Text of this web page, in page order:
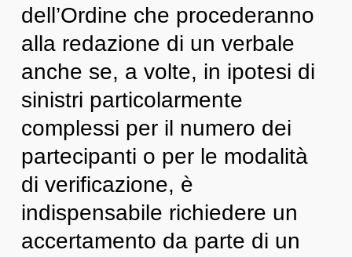
dell’Ordine che procederanno
alla redazione di un verbale
anche se, a volte, in ipotesi di
sinistri particolarmente
complessi per il numero dei
partecipanti o per le modalità
di verificazione, è
indispensabile richiedere un
accertamento da parte di un